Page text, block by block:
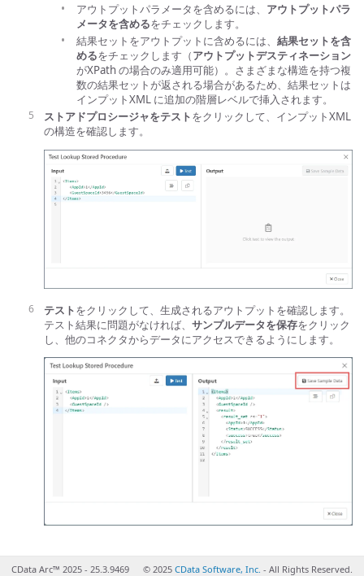
アウトプットパラメータを含めるには、 アウトプットパラ
メータを含めるをチェックします。
結果セットをアウトプットに含めるには、 結果セットを含
めるをチェックします（アウトプットデスティネーション
がXPath の場合のみ適用可能）。さまざまな構造を持つ複
数の結果セットが返される場合があるため、結果セットは
インプットXML に追加の階層レベルで挿入されます。
ストアドプロシージャをテストをクリックして、インプットXML
の構造を確認します。
テストをクリックして、生成されるアウトプットを確認します。
テスト結果に問題がなければ、 サンプルデータを保存をクリック
し、他のコネクタからデータにアクセスできるようにします。
CData Arc™ 2025 - 25.3.9469 © 2025 CData Software, Inc. - All Rights Reserved.